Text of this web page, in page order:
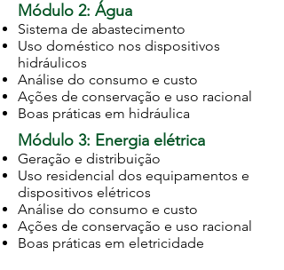
Módulo 2: Água
Sistema de abastecimento
Uso doméstico nos dispositivos
hidráulicos
Análise do consumo e custo
Ações de conservação e uso racional
Boas práticas em hidráulica
Módulo 3: Energia elétrica
Geração e distribuição
Uso residencial dos equipamentos e
dispositivos elétricos
Análise do consumo e custo
Ações de conservação e uso racional
Boas práticas em eletricidade